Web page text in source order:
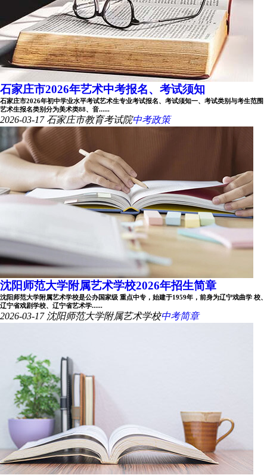
石家庄市2026年艺术中考报名、考试须知
石家庄市2026年初中学业水平考试艺术生专业考试报名、考试须知一、考试类别与考生范围
艺术生报名类别分为美术类88、音......
2026-03-17 石家庄市教育考试院中考政策
沈阳师范大学附属艺术学校2026年招生简章
沈阳师范大学附属艺术学校是公办国家级 重点中专，始建于1959年，前身为辽宁戏曲学 校、
辽宁省戏剧学校、辽宁省艺术学......
2026-03-17 沈阳师范大学附属艺术学校中考简章